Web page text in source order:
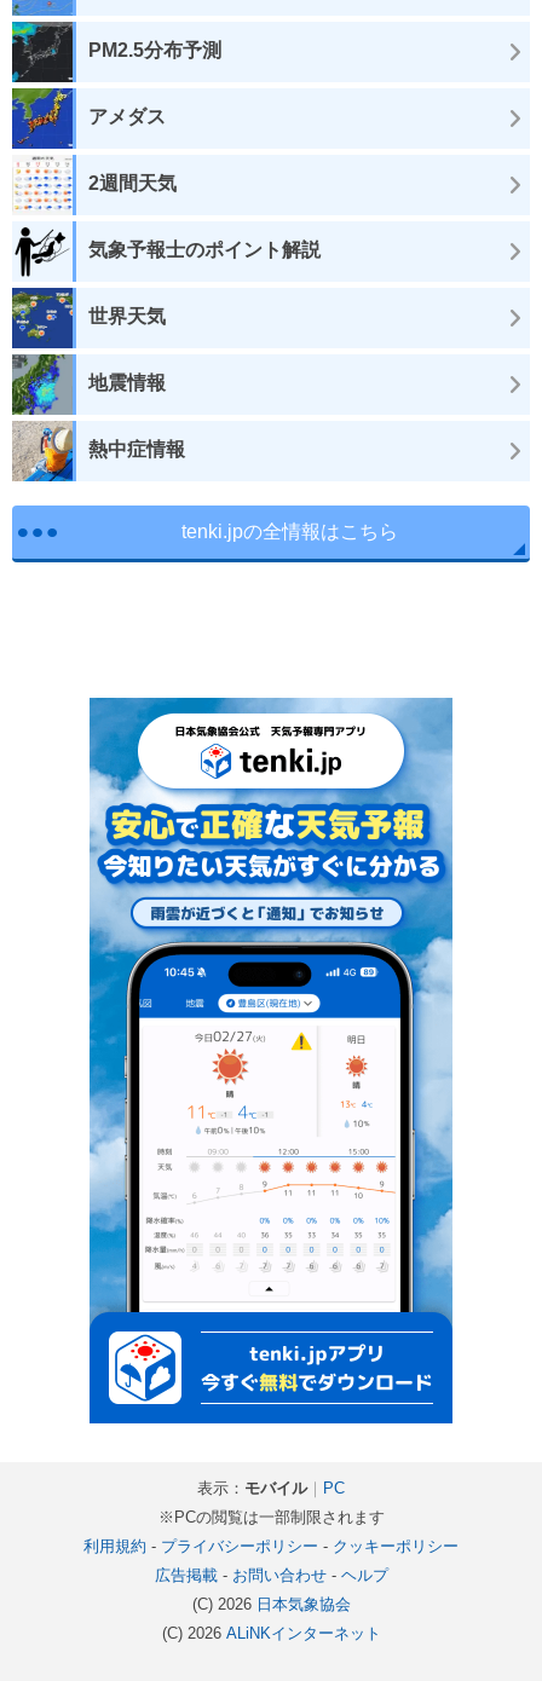
PM2.5分布予測
アメダス
2週間天気
気象予報士のポイント解説
世界天気
地震情報
熱中症情報
tenki.jpの全情報はこちら
表示： モバイル｜ PC
※PCの閲覧は一部制限されます
利用規約 - プライバシーポリシー - クッキーポリシー
広告掲載- お問い合わせ- ヘルプ
(C) 2026 日本気象協会
(C) 2026 ALiNKインターネット